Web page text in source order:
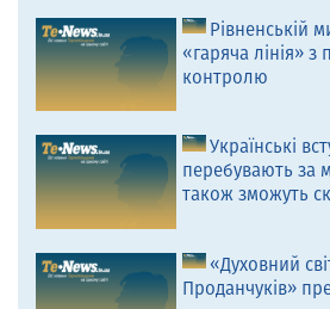
Рівненській
«гаряча лінія»
контролю
Українські
перебувають за
також зможуть
«Духовний
Проданчуків»